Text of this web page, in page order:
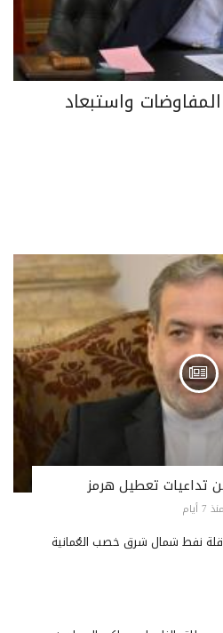
واستبعاد
تداعيات تعطيل هرمز
منذ 7 أيام
نفط شمال شرق خصب العُمانية